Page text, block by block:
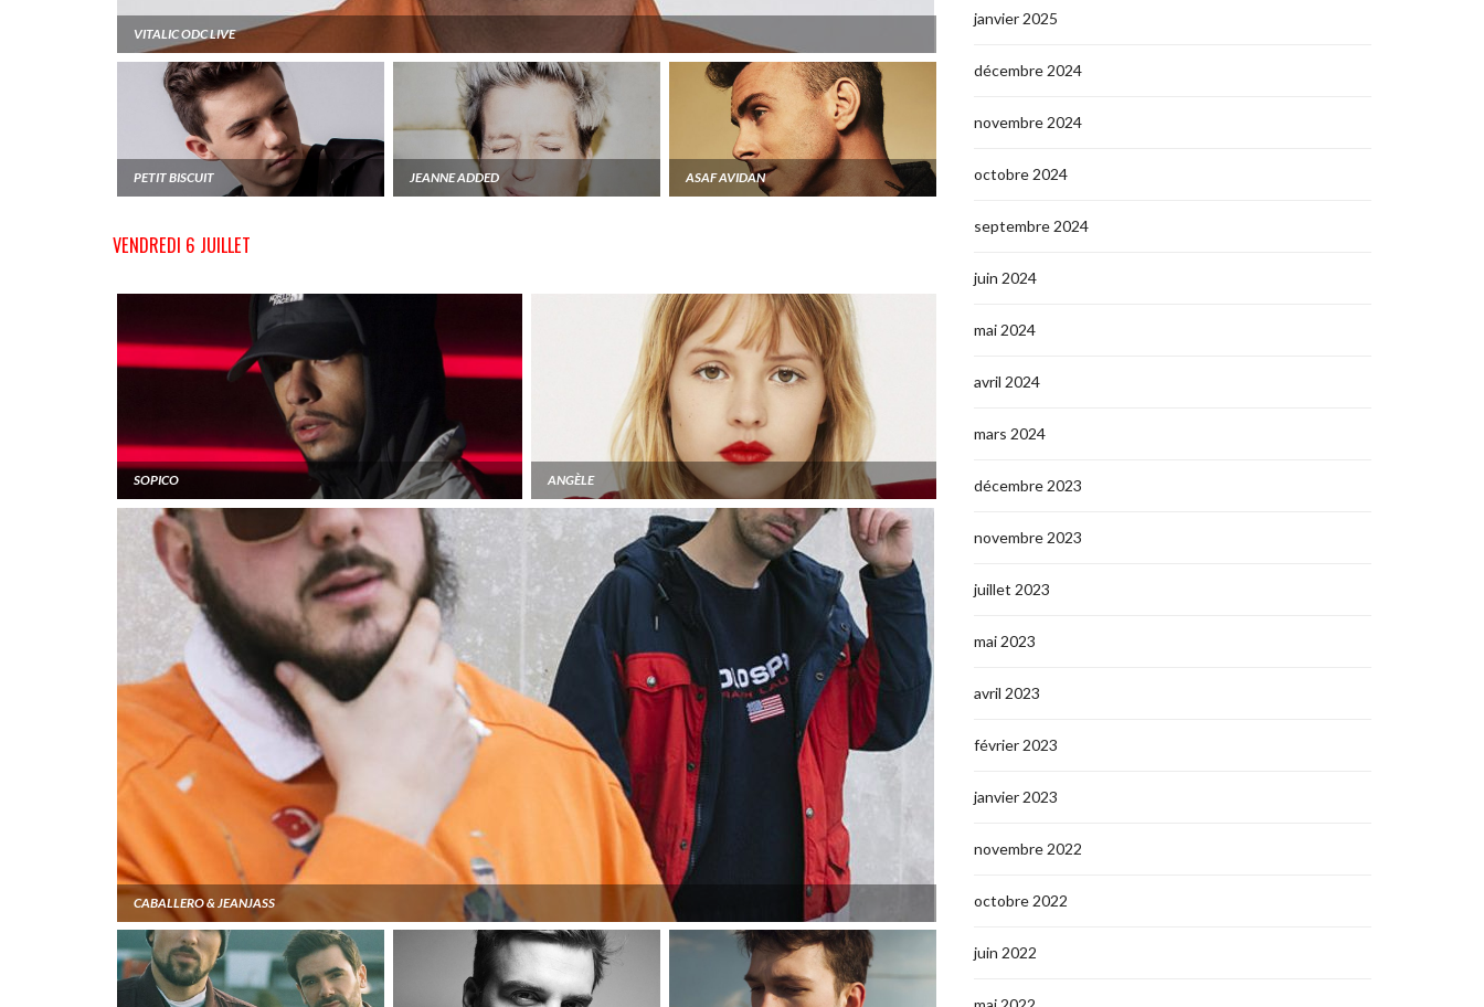
VITALIC ODC LIVE
PETIT BISCUIT JEANNE ADDED ASAF AVIDAN
VENDREDI 6 JUILLET
SOPICO ANGÈLE
CABALLERO & JEANJASS
janvier 2025
décembre 2024
novembre 2024
octobre 2024
septembre 2024
juin 2024
mai 2024
avril 2024
mars 2024
décembre 2023
novembre 2023
juillet 2023
mai 2023
avril 2023
février 2023
janvier 2023
novembre 2022
octobre 2022
juin 2022